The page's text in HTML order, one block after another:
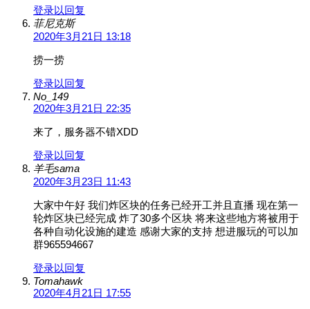
登录以回复
菲尼克斯
2020年3月21日 13:18
捞一捞
登录以回复
No_149
2020年3月21日 22:35
来了，服务器不错XDD
登录以回复
羊毛sama
2020年3月23日 11:43
大家中午好 我们炸区块的任务已经开工并且直播 现在第一
轮炸区块已经完成 炸了30多个区块 将来这些地方将被用于
各种自动化设施的建造 感谢大家的支持 想进服玩的可以加
群965594667
登录以回复
Tomahawk
2020年4月21日 17:55